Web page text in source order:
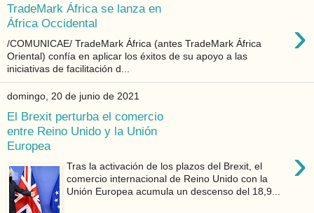
TradeMark África se lanza en
África Occidental
›
/COMUNICAE/ TradeMark África (antes TradeMark África
Oriental) confía en aplicar los éxitos de su apoyo a las
iniciativas de facilitación d...
domingo, 20 de junio de 2021
El Brexit perturba el comercio
entre Reino Unido y la Unión
Europea
›
Tras la activación de los plazos del Brexit, el
comercio internacional de Reino Unido con la
Unión Europea acumula un descenso del 18,9...